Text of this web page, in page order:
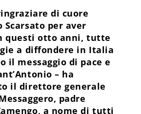
di cuore
Scarsato per aver
questi otto anni, tutte
a diffondere in Italia
il messaggio di pace e
– ha
il direttore generale
padre
a nome di tutti